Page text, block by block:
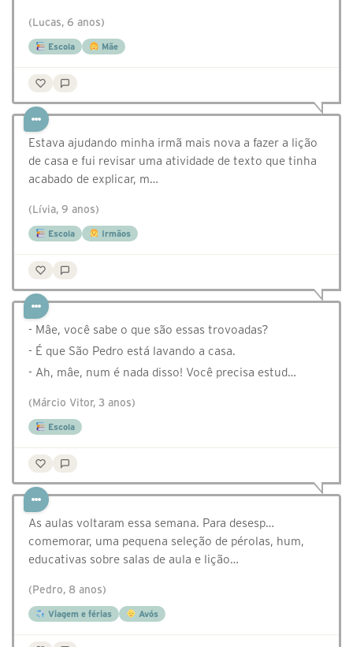
(Lucas, 6 anos)
Escola Mãe
Estava ajudando minha irmã mais nova a fazer a lição
de casa e fui revisar uma atividade de texto que tinha
acabado de explicar, m…
(Lívia, 9 anos)
Escola Irmãos
- Mâe, você sabe o que são essas trovoadas?
- É que São Pedro está lavando a casa.
- Ah, mâe, num é nada disso! Você precisa estud…
(Márcio Vitor, 3 anos)
Escola
As aulas voltaram essa semana. Para desesp…
comemorar, uma pequena seleção de pérolas, hum,
educativas sobre salas de aula e lição…
(Pedro, 8 anos)
Viagem e férias Avós